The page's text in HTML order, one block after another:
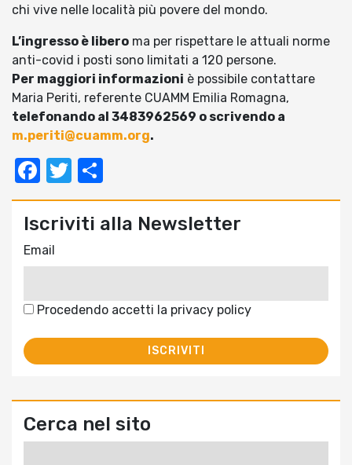
chi vive nelle località più povere del mondo.
L’ingresso è libero ma per rispettare le attuali norme
anti-covid i posti sono limitati a 120 persone.
Per maggiori informazioni è possibile contattare
Maria Periti, referente CUAMM Emilia Romagna,
telefonando al 3483962569 o scrivendo a
m.periti@cuamm.org.
Facebook
Twitter
Iscriviti alla Newsletter
Email
Procedendo accetti la privacy policy
Cerca nel sito